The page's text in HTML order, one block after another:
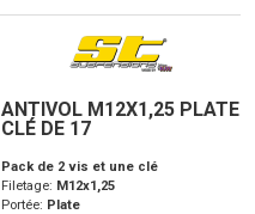
ANTIVOL M12X1,25 PLATE
CLÉ DE 17
Pack de 2 vis et une clé
Filetage: M12x1,25
Portée: Plate